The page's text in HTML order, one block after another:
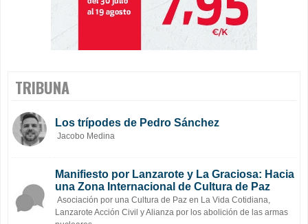
TRIBUNA
Los trípodes de Pedro Sánchez
Jacobo Medina
Manifiesto por Lanzarote y La Graciosa: Hacia
una Zona Internacional de Cultura de Paz
Asociación por una Cultura de Paz en La Vida Cotidiana,
Lanzarote Acción Civil y Alianza por los abolición de las armas